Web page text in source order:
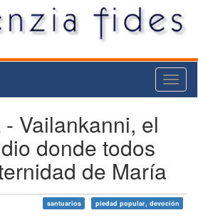
Vailankanni, el
donde todos
de María
santuarios piedad popular, devoción